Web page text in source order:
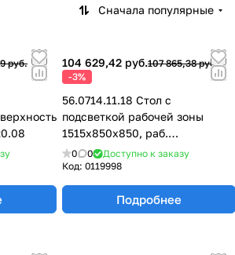
Сначала популярные
руб.
104 629,42 руб.107 865,38 руб.
-3%
56.0714.11.18 Стол с
подсветкой рабочей зоны
1515х850х850, раб.
поверхность - LABGRADE-лайт
0 0
Доступно к заказу
Код: 0119998
Подробнее